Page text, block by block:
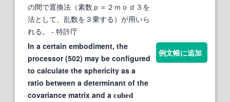
の間で置換法（素数ｐ＝２ｍｏｄ３を
法として、乱数を３乗する）が用いら
れる。
- 特許庁
In a certain embodiment, the
processor (502) may be configured
to calculate the sphericity as a
ratio between a determinant of the
covariance matrix and a cubed
例文帳に追加